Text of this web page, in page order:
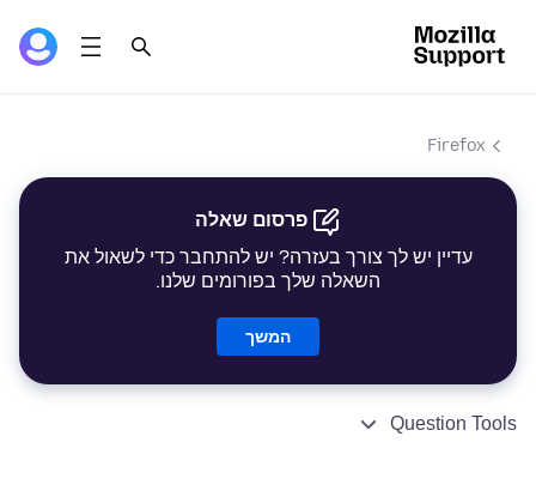
Firefox
פרסום שאלה
עדיין יש לך צורך בעזרה? יש להתחבר כדי לשאול את
השאלה שלך בפורומים שלנו.
המשך
Question Tools